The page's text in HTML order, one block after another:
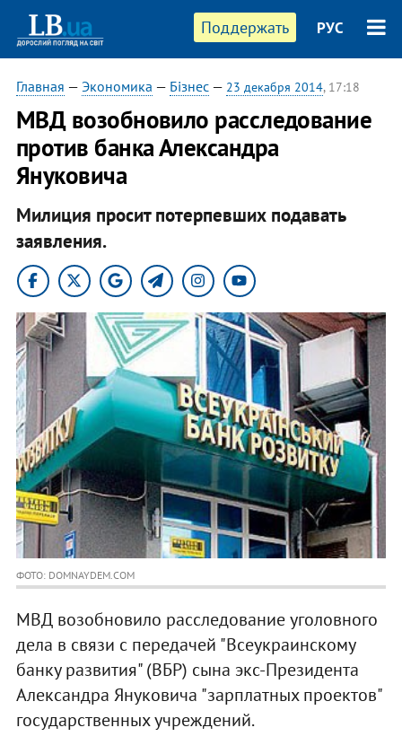
Поддержать РУС
Главная — Экономика — Бізнес— 23 декабря 2014, 17:18
МВД возобновило расследование
против банка Александра
Януковича
Милиция просит потерпевших подавать
заявления.
ФОТО: DOMNAYDEM.COM
МВД возобновило расследование уголовного
дела в связи с передачей "Всеукраинскому
банку развития" (ВБР) сына экс-Президента
Александра Януковича "зарплатных проектов"
государственных учреждений.